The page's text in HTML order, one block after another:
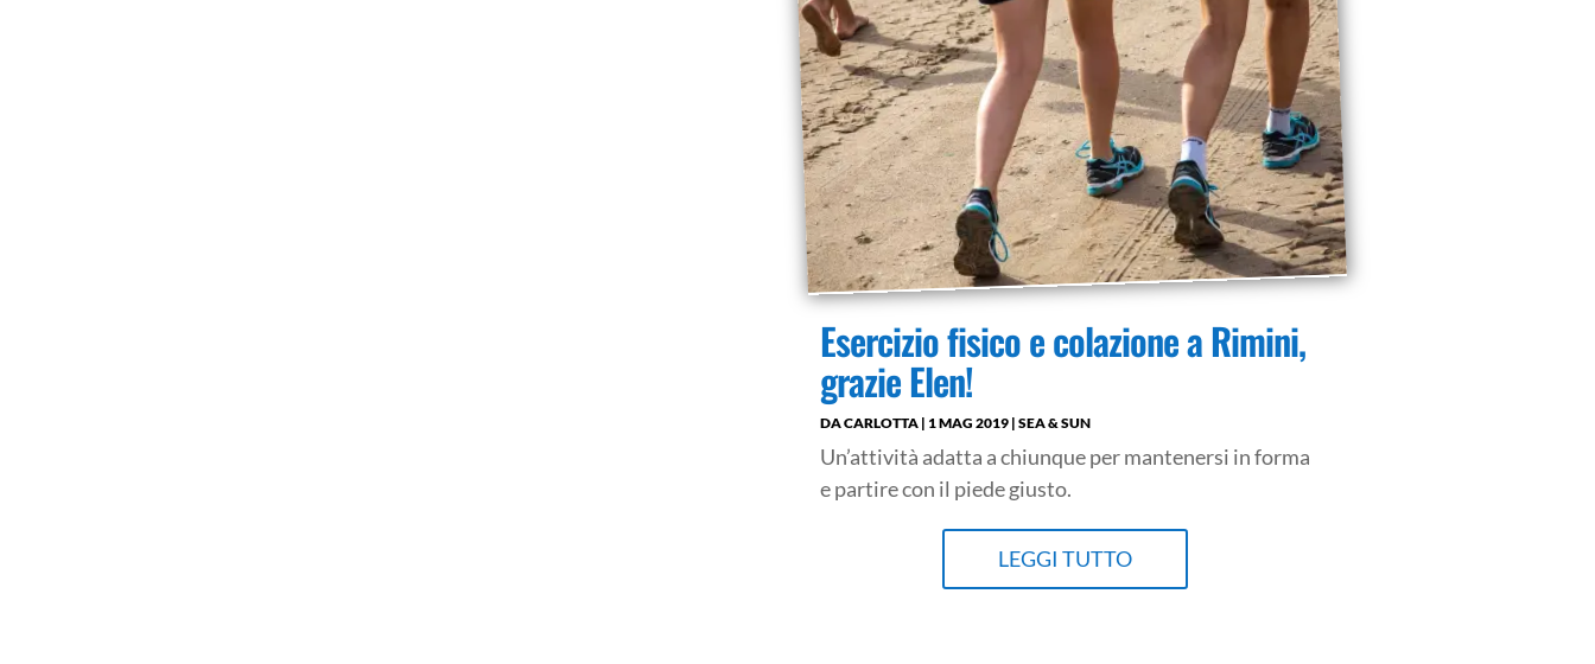
Esercizio fisico e colazione a Rimini,
grazie Elen!
DACARLOTTA| 1 MAG 2019| SEA & SUN
Un’attività adatta a chiunque per mantenersi in forma
e partire con il piede giusto.
LEGGI TUTTO